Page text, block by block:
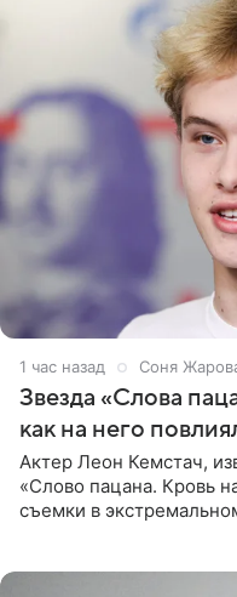
1 час назад Соня
Звезда «Слова
как на него
Актер Леон Кемстач,
«Слово пацана. Кровь
съемки в